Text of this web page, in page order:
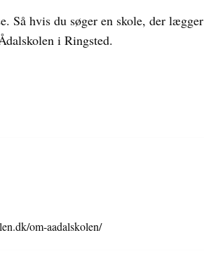
Så hvis du søger en skole, der lægger
i Ringsted.
om-aadalskolen/